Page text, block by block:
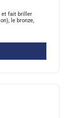
et fait briller
le bronze,